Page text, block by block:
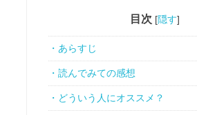
目次 [隠す]
・あらすじ
・読んでみての感想
・どういう人にオススメ？